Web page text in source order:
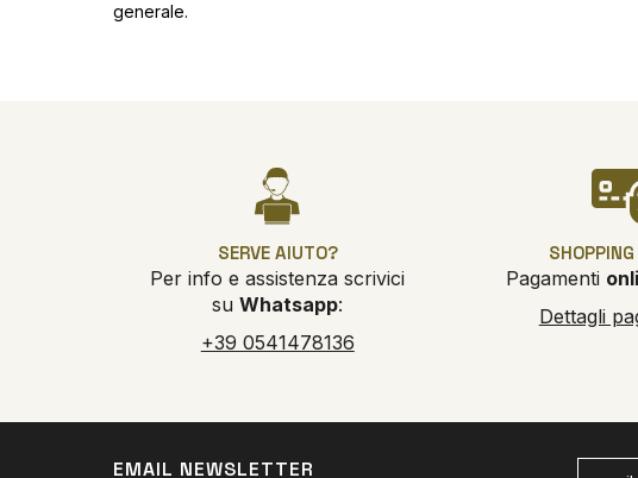
generale.
SERVE AIUTO?
Per info e assistenza scrivici
suWhatsapp:
+39 0541478136
Pagamenti
Dettagli
EMAIL NEWSLETTER